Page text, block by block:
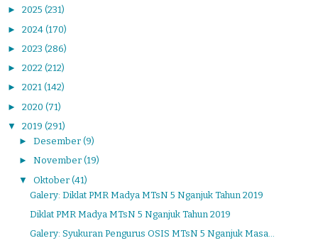
► 2025 (231)
► 2024 (170)
► 2023 (286)
► 2022 (212)
► 2021 (142)
► 2020 (71)
▼ 2019 (291)
► Desember (9)
► November (19)
▼ Oktober (41)
Galery: Diklat PMR Madya MTsN 5 Nganjuk Tahun 2019
Diklat PMR Madya MTsN 5 Nganjuk Tahun 2019
Galery: Syukuran Pengurus OSIS MTsN 5 Nganjuk Masa...